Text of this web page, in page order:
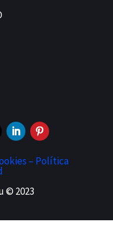
– Política
© 2023